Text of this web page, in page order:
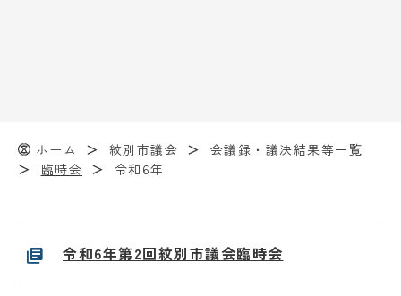
ホーム 紋別市議会
会議録・議決結果等一覧
臨時会
令和6年
令和6年第2回紋別市議会臨時会